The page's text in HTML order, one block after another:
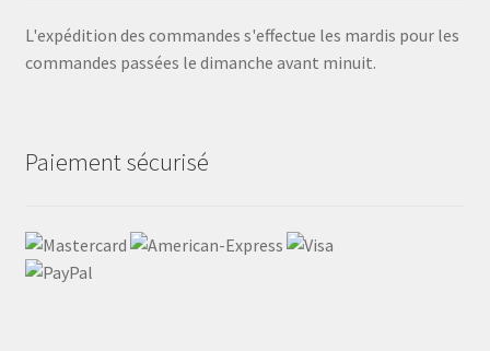
L'expédition des commandes s'effectue les mardis pour les
commandes passées le dimanche avant minuit.
Paiement sécurisé